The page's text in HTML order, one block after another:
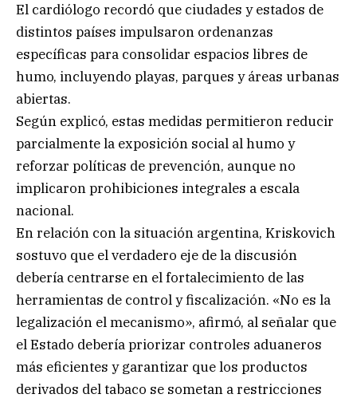
El cardiólogo recordó que ciudades y estados de
distintos países impulsaron ordenanzas
específicas para consolidar espacios libres de
humo, incluyendo playas, parques y áreas urbanas
abiertas.
Según explicó, estas medidas permitieron reducir
parcialmente la exposición social al humo y
reforzar políticas de prevención, aunque no
implicaron prohibiciones integrales a escala
nacional.
En relación con la situación argentina, Kriskovich
sostuvo que el verdadero eje de la discusión
debería centrarse en el fortalecimiento de las
herramientas de control y fiscalización. «No es la
legalización el mecanismo», afirmó, al señalar que
el Estado debería priorizar controles aduaneros
más eficientes y garantizar que los productos
derivados del tabaco se sometan a restricciones